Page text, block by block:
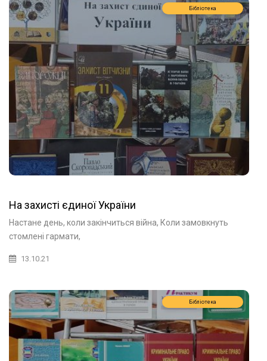
Бібліотека
На захисті єдиної України
Настане день, коли закінчиться війна, Коли замовкнуть
стомлені гармати,
13.10.21
Бібліотека